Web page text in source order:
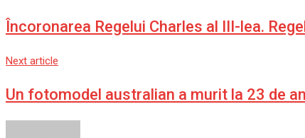
Încoronarea Regelui Charles al III-lea.
Next article
Un fotomodel australian a murit la 23 de